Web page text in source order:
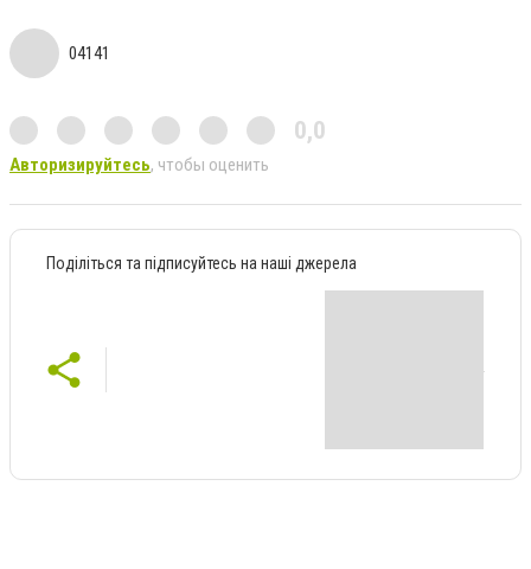
04141
0,0
Авторизируйтесь, чтобы оценить
Поділіться та підписуйтесь на наші джерела